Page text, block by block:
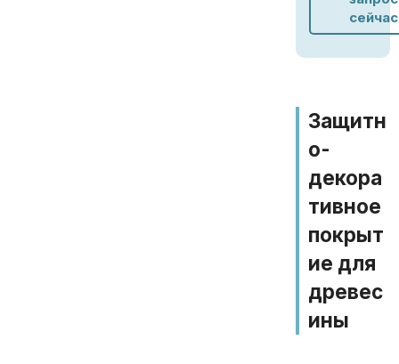
сейчас
Защитн
о-
декора
тивное
покрыт
ие для
древес
ины